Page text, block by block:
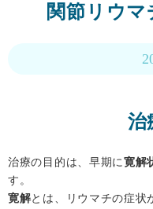
関節リウ
治
治療の目的は、早期に 寛解
す。
寛解とは、リウマチの症状